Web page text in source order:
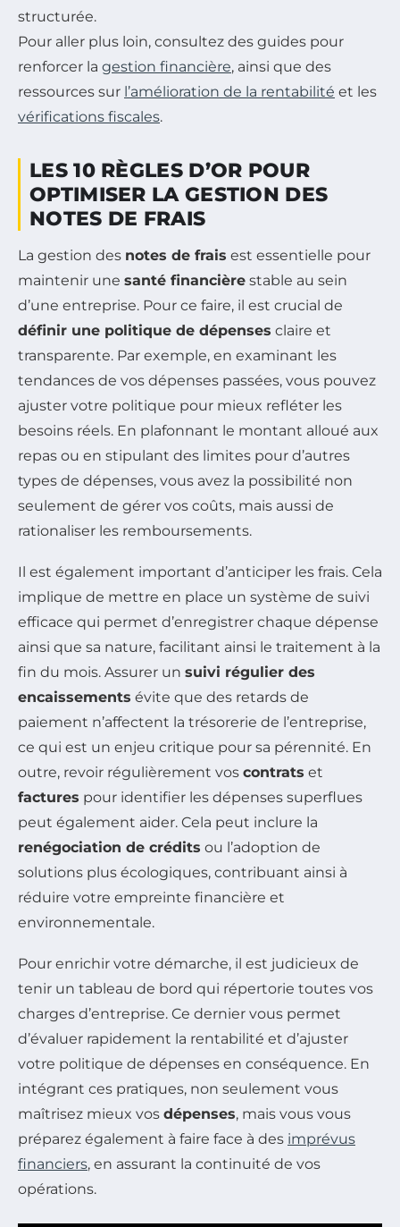
structurée.
Pour aller plus loin, consultez des guides pour
renforcer la gestion financière, ainsi que des
ressources sur l’amélioration de la rentabilité et les
vérifications fiscales.
LES 10 RÈGLES D’OR POUR
OPTIMISER LA GESTION DES
NOTES DE FRAIS
La gestion des notes de frais est essentielle pour
maintenir une santé financière stable au sein
d’une entreprise. Pour ce faire, il est crucial de
définir une politique de dépenses claire et
transparente. Par exemple, en examinant les
tendances de vos dépenses passées, vous pouvez
ajuster votre politique pour mieux refléter les
besoins réels. En plafonnant le montant alloué aux
repas ou en stipulant des limites pour d’autres
types de dépenses, vous avez la possibilité non
seulement de gérer vos coûts, mais aussi de
rationaliser les remboursements.
Il est également important d’anticiper les frais. Cela
implique de mettre en place un système de suivi
efficace qui permet d’enregistrer chaque dépense
ainsi que sa nature, facilitant ainsi le traitement à la
fin du mois. Assurer un suivi régulier des
encaissements évite que des retards de
paiement n’affectent la trésorerie de l’entreprise,
ce qui est un enjeu critique pour sa pérennité. En
outre, revoir régulièrement vos contrats et
factures pour identifier les dépenses superflues
peut également aider. Cela peut inclure la
renégociation de crédits ou l’adoption de
solutions plus écologiques, contribuant ainsi à
réduire votre empreinte financière et
environnementale.
Pour enrichir votre démarche, il est judicieux de
tenir un tableau de bord qui répertorie toutes vos
charges d’entreprise. Ce dernier vous permet
d’évaluer rapidement la rentabilité et d’ajuster
votre politique de dépenses en conséquence. En
intégrant ces pratiques, non seulement vous
maîtrisez mieux vos dépenses, mais vous vous
préparez également à faire face à des imprévus
financiers, en assurant la continuité de vos
opérations.